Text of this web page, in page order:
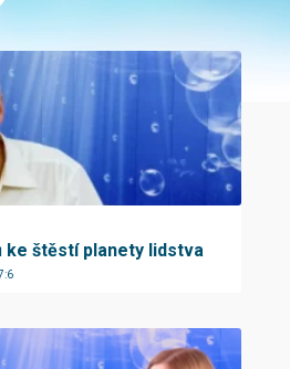
ke štěstí planety lidstva